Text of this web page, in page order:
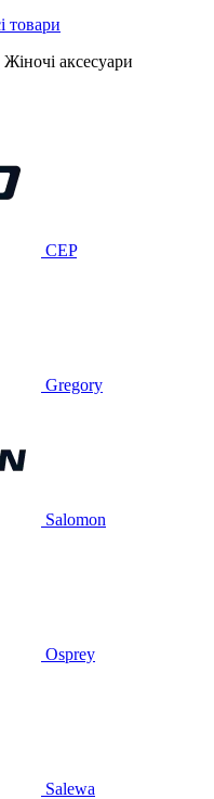
Жіночі аксесуари
CEP
Gregory
Salomon
Osprey
Salewa